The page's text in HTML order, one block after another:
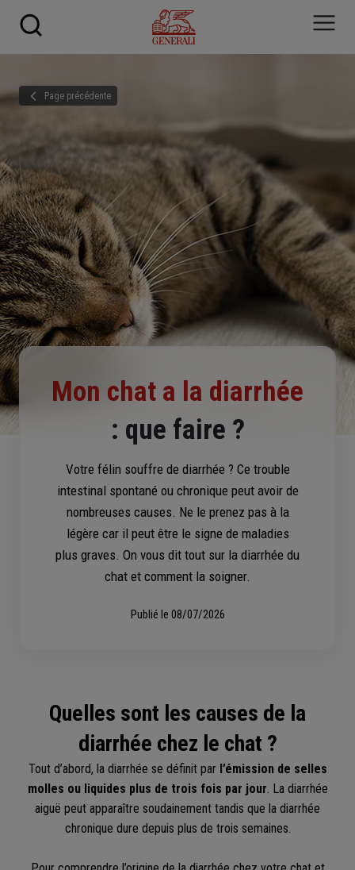
Page précédente
Mon chat a la diarrhée
: que faire ?
Votre félin souffre de diarrhée ? Ce trouble
intestinal spontané ou chronique peut avoir de
nombreuses causes. Ne le prenez pas à la
légère car il peut être le signe de maladies
plus graves. On vous dit tout sur la diarrhée du
chat et comment la soigner.
Publié le 08/07/2026
Quelles sont les causes de la
diarrhée chez le chat ?
Tout d’abord, la diarrhée se définit par l’émission de selles
molles ou liquides plus de trois fois par jour. La diarrhée
aiguë peut apparaître soudainement tandis que la diarrhée
chronique dure depuis plus de trois semaines.